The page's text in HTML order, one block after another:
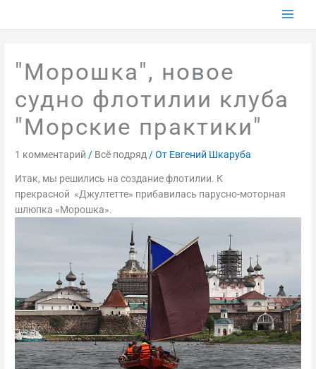
"Морошка", новое
судно флотилии клуба
"Морские практики"
1 комментарий / Всё подряд / От Евгений Шкаруба
Итак, мы решились на создание флотилии. К
прекрасной «Джултетте» прибавилась парусно-моторная
шлюпка «Морошка».